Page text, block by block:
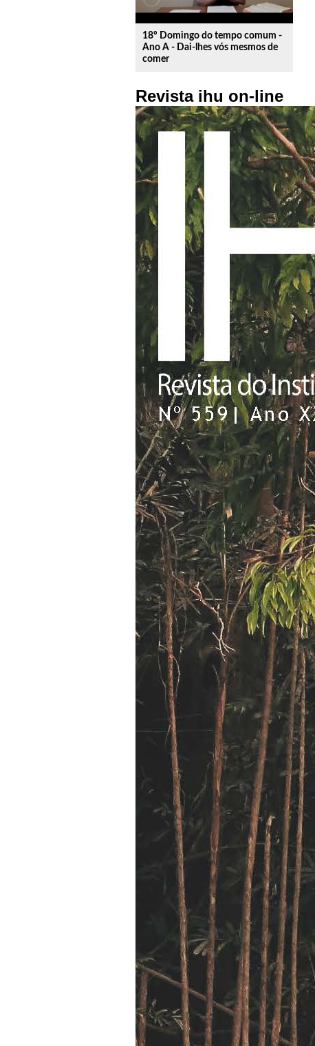
18º Domingo do tempo comum -
Ano A - Dai-lhes vós mesmos de
comer
Revista ihu on-line